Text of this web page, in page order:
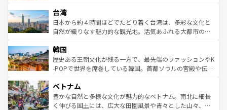
ならではの贅沢な旅のスタイルだ。 なお、新着のアメリカ
情報はコンテンツ一覧を参照してほしい。
れるおもてなしの心で訪れる人々を迎えてくれるハワイの
人々、おいしいローカルフードやハワイアンミュージッ
ク、伝統的なフラダンスなど、すべてがハワイの魅力を彩
ワイを、存分に味わってほしい。 なお、新着のハワイ情報
はコンテンツ一覧を参照してほしい。
リアリーフや大陸中央部にそびえるウルル（エアーズロッ
ク）、タスマニアの美しい原生林やケアンズの熱帯雨林な
ど、見どころがたくさん。また、カフェやワイン、オージ
いる。アクティビティも充実しており、サーフィンやダイ
ビング、ハイキングなど、アウトドア好きにはたまらな
い。オーストラリアの多彩な魅力を存分に味わいつくそ
参照してほしい。
台湾
日本から約４時間ほどでたどり着く台湾は、多彩な文化と
自然が織りなす魅力的な観光地。活気あふれる大都市の台
ン）、静ひつな山岳地帯である台湾東部など、都市の喧騒
と山間の静けさが共存しており、訪れる人に新しい発見と
驚きをもたらしてくれる。また、奥深い台湾の食文化も魅
容にもいいと評判のスイーツなど、バラエティ豊かな料理
が味わえる。 なお、新着の台湾情報は コンテンツ一覧を参
照してほしい。
韓国
歴史ある王朝文化が残る一方で、最先端のファッションやK
-POPで世界を席巻している韓国。首都ソウルの宮殿や伝統
き、地方に足を延ばせば四季折々の自然美を楽しむことが
できる。そして、キムチや焼肉、絶品のストリートフード
まで、さまざまな韓国料理が待っている。夜には、韓国な
ベトナム
豊かな自然と多様な文化が魅力的なベトナム。南北に細長
く伸びる国土には、広大な田園風景や青々とした山々、世